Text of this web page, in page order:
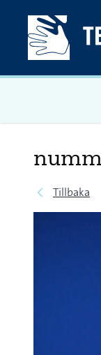
Tillbaka